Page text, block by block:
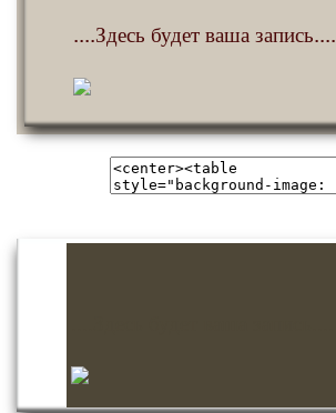
....Здесь будет ваша запись....